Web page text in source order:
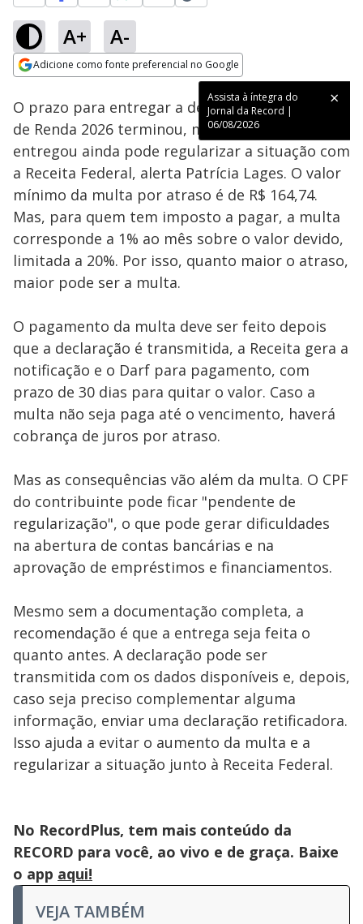
A+ A-
Adicione como fonte preferencial no Google
Assista à íntegra do
Jornal da Record |
06/08/2026
Ativar
Loaded
68.46%
O prazo para entregar a declaração do Imposto
de Renda 2026 terminou, mas quem não
entregou ainda pode regularizar a situação com
a Receita Federal, alerta Patrícia Lages. O valor
mínimo da multa por atraso é de R$ 164,74.
Mas, para quem tem imposto a pagar, a multa
corresponde a 1% ao mês sobre o valor devido,
limitada a 20%. Por isso, quanto maior o atraso,
maior pode ser a multa.
O pagamento da multa deve ser feito depois
que a declaração é transmitida, a Receita gera a
notificação e o Darf para pagamento, com
prazo de 30 dias para quitar o valor. Caso a
multa não seja paga até o vencimento, haverá
cobrança de juros por atraso.
Mas as consequências vão além da multa. O CPF
do contribuinte pode ficar "pendente de
regularização", o que pode gerar dificuldades
na abertura de contas bancárias e na
aprovação de empréstimos e financiamentos.
Mesmo sem a documentação completa, a
recomendação é que a entrega seja feita o
quanto antes. A declaração pode ser
transmitida com os dados disponíveis e, depois,
caso seja preciso complementar alguma
informação, enviar uma declaração retificadora.
Isso ajuda a evitar o aumento da multa e a
regularizar a situação junto à Receita Federal.
No RecordPlus, tem mais conteúdo da
RECORD para você, ao vivo e de graça. Baixe
o app aqui!
VEJA TAMBÉM